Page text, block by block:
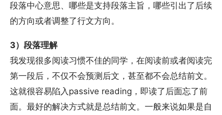
段落中心意思、哪些是支持段落主旨，哪些引出了后续
的方向或者调整了行文方向。
3）段落理解
我发现很多阅读习惯不佳的同学，在阅读前或者阅读完
第一段后，不仅不会预测后文，甚至都不会总结前文。
这就很容易陷入passive reading，即读了后面忘了前
面。最好的解决方式就是总结前文。一般来说如果是自